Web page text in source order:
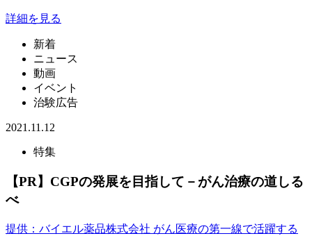
詳細を見る
新着
ニュース
動画
イベント
治験広告
2021.11.12
特集
【PR】CGPの発展を目指して－がん治療の道しる
べ
提供：バイエル薬品株式会社 がん医療の第一線で活躍する